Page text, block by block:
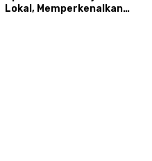
Lokal, Memperkenalkan